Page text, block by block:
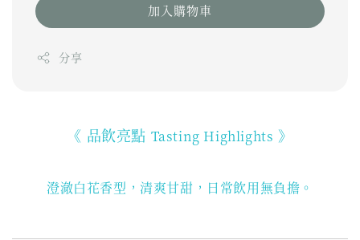
加入購物車
分享
《 品飲亮點 Tasting Highlights 》
澄澈白花香型，清爽甘甜，日常飲用無負擔。